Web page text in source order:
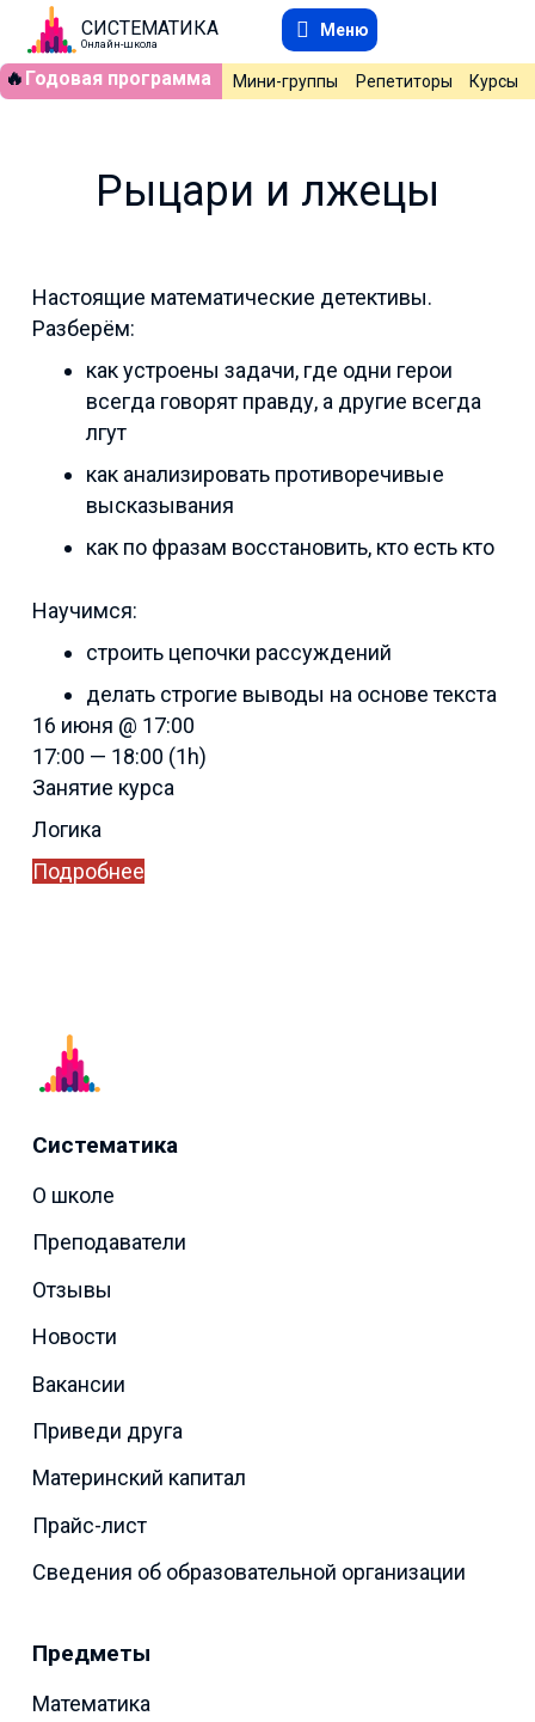
СИСТЕМАТИКА
Онлайн-школа
Меню
🔥 Годовая программа Мини-группы Репетиторы Курсы
Рыцари и лжецы
Настоящие математические детективы.
Разберём:
как устроены задачи, где одни герои
всегда говорят правду, а другие всегда
лгут
как анализировать противоречивые
высказывания
как по фразам восстановить, кто есть кто
Научимся:
строить цепочки рассуждений
делать строгие выводы на основе текста
16 июня @ 17:00
17:00 — 18:00 (1h)
Занятие курса
Логика
Подробнее
Систематика
О школе
Преподаватели
Отзывы
Новости
Вакансии
Приведи друга
Материнский капитал
Прайс-лист
Сведения об образовательной организации
Предметы
Математика